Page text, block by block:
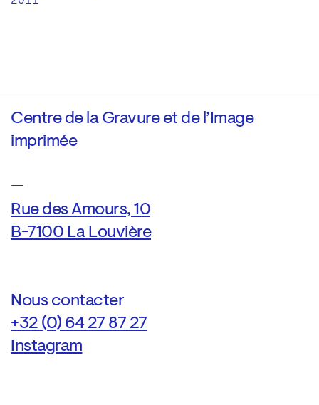
Centre de la Gravure et de l’Image
imprimée
—
Rue des Amours, 10
B-7100 La Louvière
Nous contacter
+32 (0) 64 27 87 27
Instagram